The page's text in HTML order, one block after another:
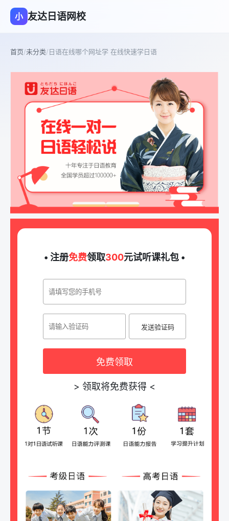
小 友达日语网校
首页/未分类/日语在线哪个网址学 在线快速学日语
• 注册免费领取300元试听课礼包 •
发送验证码
免费领取
> 领取将免费获得 <